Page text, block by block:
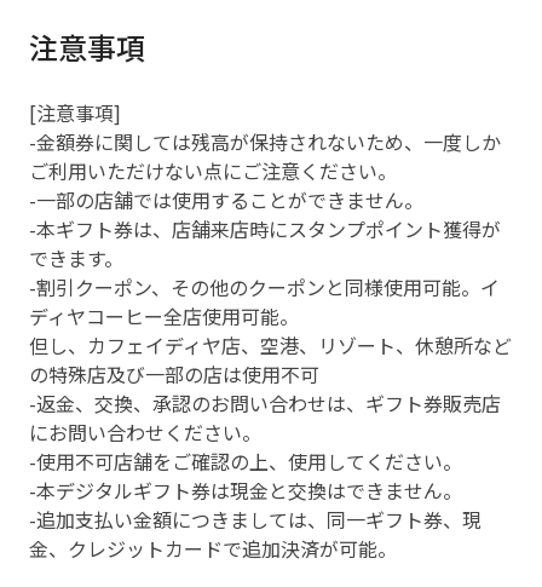
注意事項
[注意事項]
-金額券に関しては残高が保持されないため、一度しか
ご利用いただけない点にご注意ください。
-一部の店舗では使用することができません。
-本ギフト券は、店舗来店時にスタンプポイント獲得が
できます。
-割引クーポン、その他のクーポンと同様使用可能。イ
ディヤコーヒー全店使用可能。
但し、カフェイディヤ店、空港、リゾート、休憩所など
の特殊店及び一部の店は使用不可
-返金、交換、承認のお問い合わせは、ギフト券販売店
にお問い合わせください。
-使用不可店舗をご確認の上、使用してください。
-本デジタルギフト券は現金と交換はできません。
-追加支払い金額につきましては、同一ギフト券、現
金、クレジットカードで追加決済が可能。